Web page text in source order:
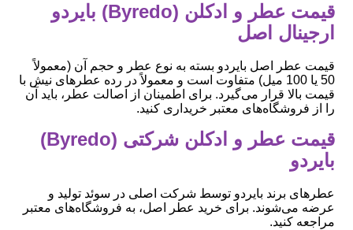
قیمت عطر و ادکلن (Byredo) بایردو
ارجینال اصل
قیمت عطر اصل بایردو بسته به نوع عطر و حجم آن (معمولاً
50 یا 100 میل) متفاوت است و معمولاً در رده عطرهای نیش با
قیمت بالا قرار می‌گیرد. برای اطمینان از اصالت عطر، باید آن
را از فروشگاه‌های معتبر خریداری کنید.
قیمت عطر و ادکلن شرکتی (Byredo)
بایردو
عطرهای برند بایردو توسط شرکت اصلی در سوئد تولید و
عرضه می‌شوند. برای خرید عطر اصل، به فروشگاه‌های معتبر
مراجعه کنید.